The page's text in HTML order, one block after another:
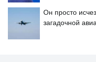
Он просто
загадочной